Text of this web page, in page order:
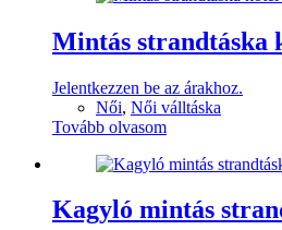
Mintás strandtáska
Jelentkezzen be az árakhoz.
Női, Női válltáska
Tovább olvasom
Kagyló mintás